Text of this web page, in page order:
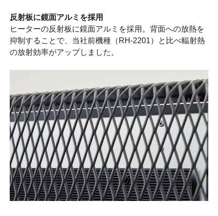
反射板に鏡面アルミを採用
ヒーターの反射板に鏡面アルミを採用。背面への放熱を
抑制することで、当社前機種（RH-2201）と比べ輻射熱
の放射効率がアップしました。